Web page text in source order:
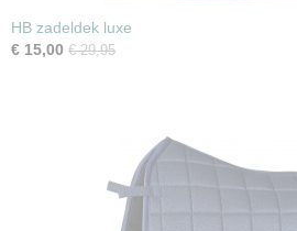
HB zadeldek luxe
€ 15,00 € 29,95